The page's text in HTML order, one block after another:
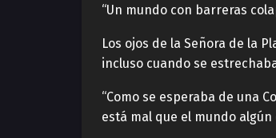
“Un mundo con barreras
Los ojos de la Señora de la
incluso cuando se
“Como se esperaba de una
está mal que el mundo